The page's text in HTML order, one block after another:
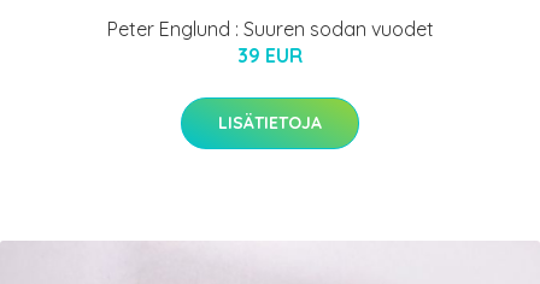
Peter Englund : Suuren sodan vuodet
39 EUR
LISÄTIETOJA